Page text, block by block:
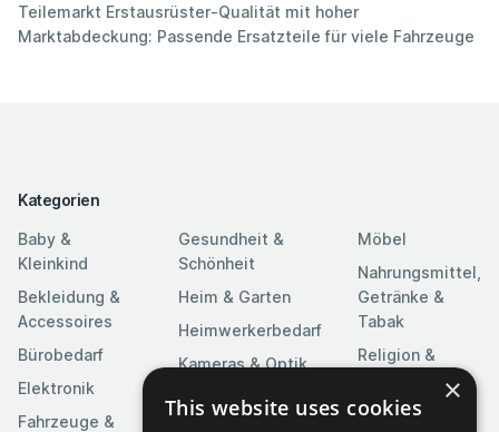
Teilemarkt Erstausrüster-Qualität mit hoher
Marktabdeckung: Passende Ersatzteile für viele Fahrzeuge
Kategorien
Baby &
Kleinkind
Bekleidung &
Accessoires
Bürobedarf
Elektronik
Fahrzeuge &
Gesundheit &
Schönheit
Heim & Garten
Heimwerkerbedarf
Kameras & Optik
Kunst &
Unterhaltung
Möbel
Nahrungsmittel,
Getränke &
Tabak
Religion &
Feierlichkeiten
Software
×
This website uses cookies